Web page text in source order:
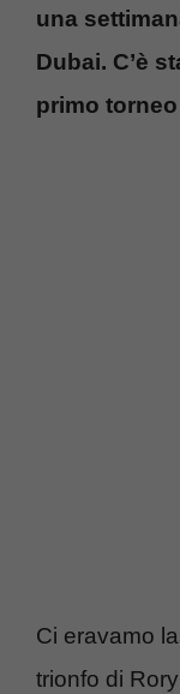
una
Dubai. C’è
primo torneo
Ci eravamo
trionfo di